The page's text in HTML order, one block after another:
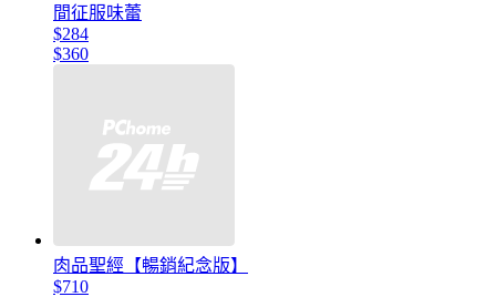
間征服味蕾
$284
$360
肉品聖經【暢銷紀念版】
$710